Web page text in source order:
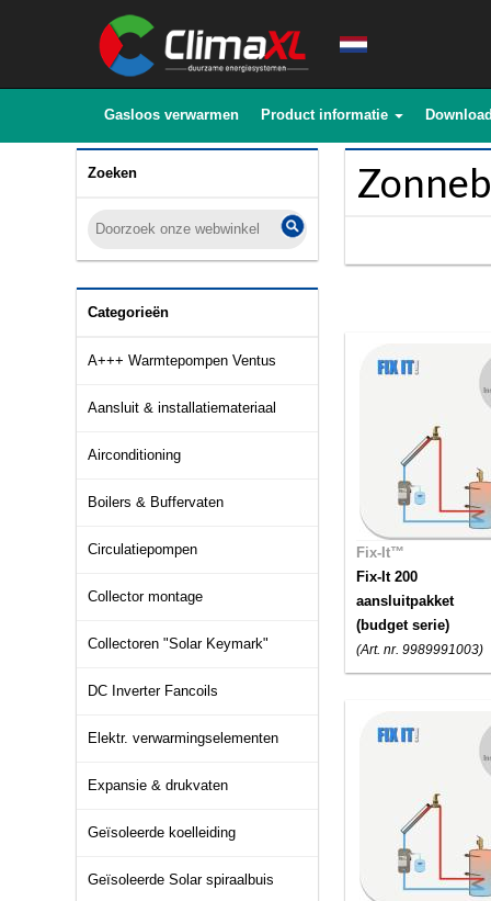
Gasloos verwarmen Product informatie
Zoeken
Categorieën
A+++ Warmtepompen Ventus
Aansluit & installatiemateriaal
Airconditioning
Boilers & Buffervaten
Circulatiepompen
Collector montage
Collectoren "Solar Keymark"
DC Inverter Fancoils
Elektr. verwarmingselementen
Expansie & drukvaten
Geïsoleerde koelleiding
Geïsoleerde Solar spiraalbuis
Fix-It™
Fix-It 200
aansluitpakket
(budget serie)
(Art. nr. 9989991003)